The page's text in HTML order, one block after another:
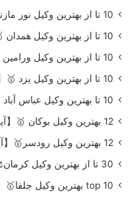
10 تا از بهترین وکیل نور مازندران 🥇【آپدیت جدید】
10 تا از بهترین وکیل همدان 🥇【آپدیت جدید】
10 تا از بهترین وکیل ورامین 🥇【آپدیت جدید】
10 تا از بهترین وکیل یزد 🥇【آپدیت جدید】
10 تا بهترین وکیل عباس آباد 🥇【آپدیت جدید】⚖️
12 بهترین وکیل بوکان 🥇【آپدیت جدید】⚖️
12 بهترین وکیل رودسر🥇【آپدیت جدید】⚖️
30 تا از بهترین وکیل کرمان⚖️سال 1405
top 10 بهترین وکیل جلفا🥇【آپدیت جدید】⚖️